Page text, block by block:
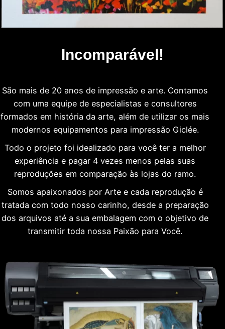
Incomparável!
São mais de 20 anos de impressão e arte. Contamos
com uma equipe de especialistas e consultores
formados em história da arte, além de utilizar os mais
modernos equipamentos para impressão Giclée.
Todo o projeto foi idealizado para você ter a melhor
experiência e pagar 4 vezes menos pelas suas
reproduções em comparação às lojas do ramo.
Somos apaixonados por Arte e cada reprodução é
tratada com todo nosso carinho, desde a preparação
dos arquivos até a sua embalagem com o objetivo de
transmitir toda nossa Paixão para Você.